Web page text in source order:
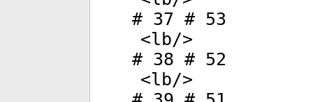
# 37 # 53
<lb/>
# 38 # 52
<lb/>